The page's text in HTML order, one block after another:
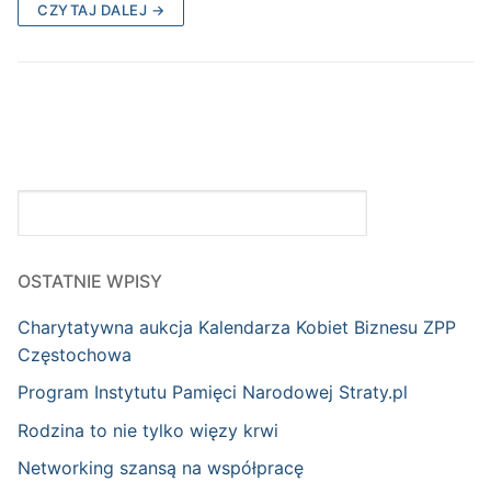
CZYTAJ DALEJ →
OSTATNIE WPISY
Charytatywna aukcja Kalendarza Kobiet Biznesu ZPP
Częstochowa
Program Instytutu Pamięci Narodowej Straty.pl
Rodzina to nie tylko więzy krwi
Networking szansą na współpracę